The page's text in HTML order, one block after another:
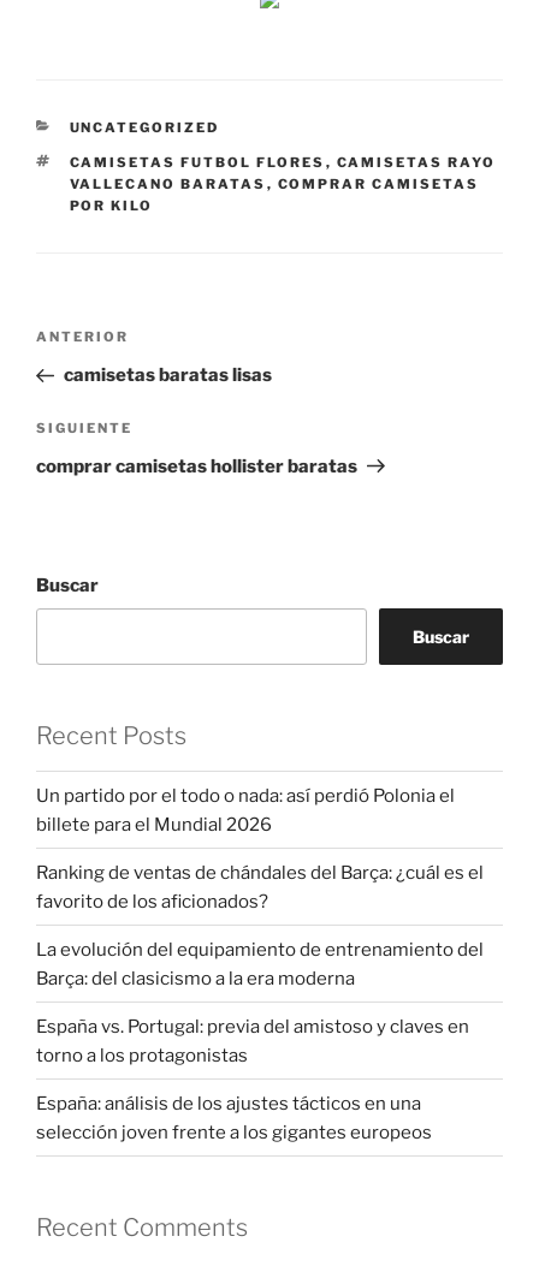
CATEGORÍAS
UNCATEGORIZED
ETIQUETAS
CAMISETAS FUTBOL FLORES , CAMISETAS RAYO
VALLECANO BARATAS , COMPRAR CAMISETAS
POR KILO
Navegación
entradas
Entrada
anterior:
ANTERIOR
camisetas baratas lisas
Siguiente
entrada
SIGUIENTE
comprar camisetas hollister baratas
Buscar
Buscar
Recent Posts
Un partido por el todo o nada: así perdió Polonia el
billete para el Mundial 2026
Ranking de ventas de chándales del Barça: ¿cuál es el
favorito de los aficionados?
La evolución del equipamiento de entrenamiento del
Barça: del clasicismo a la era moderna
España vs. Portugal: previa del amistoso y claves en
torno a los protagonistas
España: análisis de los ajustes tácticos en una
selección joven frente a los gigantes europeos
Recent Comments